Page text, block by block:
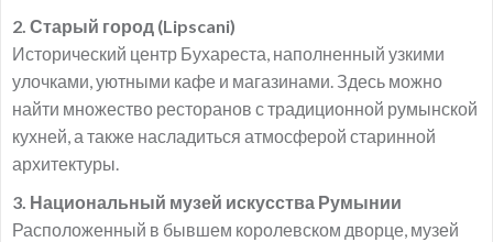
2. Старый город (Lipscani)
Исторический центр Бухареста, наполненный узкими
улочками, уютными кафе и магазинами. Здесь можно
найти множество ресторанов с традиционной румынской
кухней, а также насладиться атмосферой старинной
архитектуры.
3. Национальный музей искусства Румынии
Расположенный в бывшем королевском дворце, музей